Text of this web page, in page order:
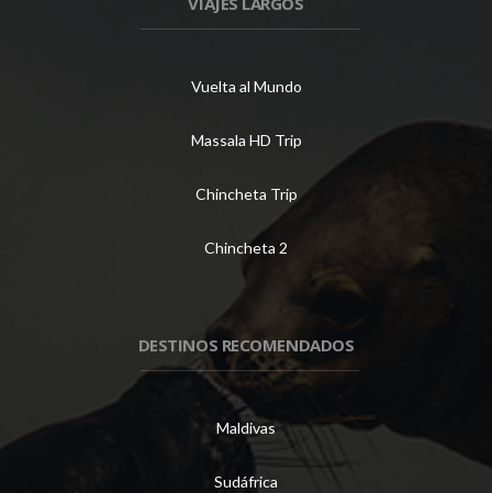
Vuelta al Mundo
Massala HD Trip
Chincheta Trip
Chincheta 2
DESTINOS RECOMENDADOS
Maldivas
Sudáfrica